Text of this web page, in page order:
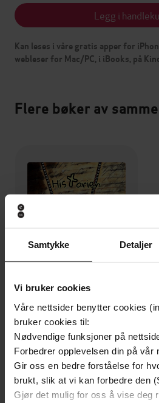
Samtykke Detaljer
Vi bruker cookies
Våre nettsider benytter cookies
bruker cookies til:
Nødvendige funksjoner på
Forbedrer opplevelsen din på vår
Gir oss en bedre forståelse for
brukt, slik at vi kan forbedre den
Gjør det mulig for oss å vise deg
Legg i
Kan leses i våre gratis apper for
webleser for Mac/PC, i iBooks, på
Flere bøker av
299,-
Historien om harpen - Fortellinger
Jack Johnsen